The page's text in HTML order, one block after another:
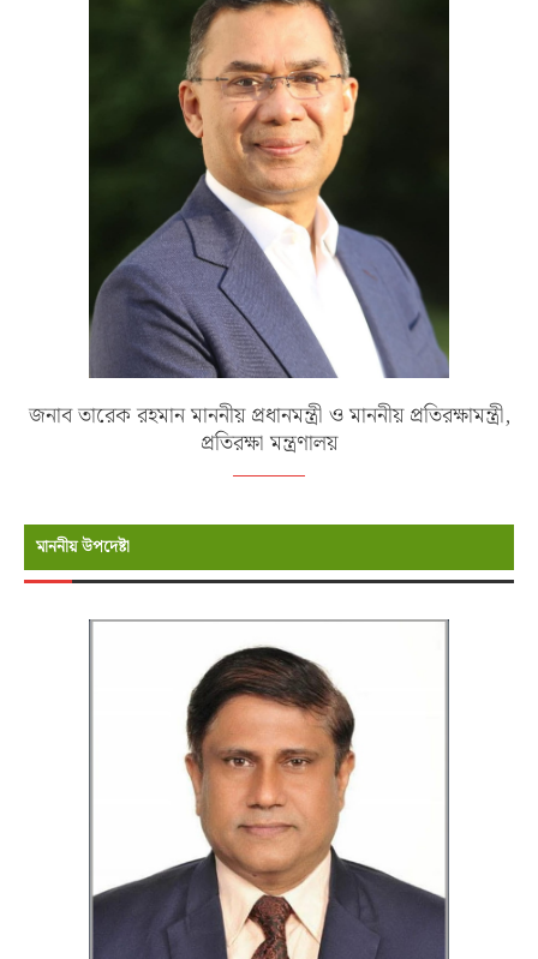
জনাব তারেক রহমান মাননীয় প্রধানমন্ত্রী ও মাননীয় প্রতিরক্ষামন্ত্রী,
প্রতিরক্ষা মন্ত্রণালয়
মাননীয় উপদেষ্টা